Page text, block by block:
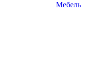
Мебель